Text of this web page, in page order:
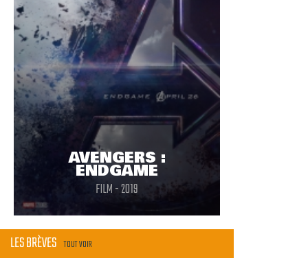
AVENGERS :
ENDGAME
FILM - 2019
LES BRÈVES TOUT VOIR